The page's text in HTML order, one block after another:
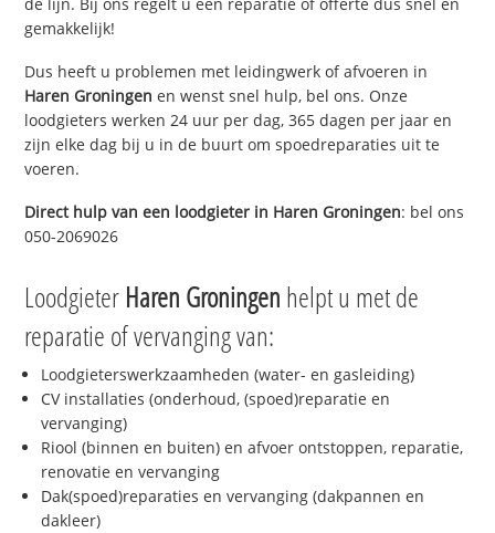
gemakkelijk!
Dus heeft u problemen met leidingwerk of afvoeren in
Haren Groningen en wenst snel hulp, bel ons. Onze
loodgieters werken 24 uur per dag, 365 dagen per jaar en
zijn elke dag bij u in de buurt om spoedreparaties uit te
voeren.
Direct hulp van een loodgieter in Haren Groningen: bel ons
050-2069026
Loodgieter Haren Groningen helpt u met de
reparatie of vervanging van:
Loodgieterswerkzaamheden (water- en gasleiding)
CV installaties (onderhoud, (spoed)reparatie en
vervanging)
Riool (binnen en buiten) en afvoer ontstoppen, reparatie,
renovatie en vervanging
Dak(spoed)reparaties en vervanging (dakpannen en
dakleer)